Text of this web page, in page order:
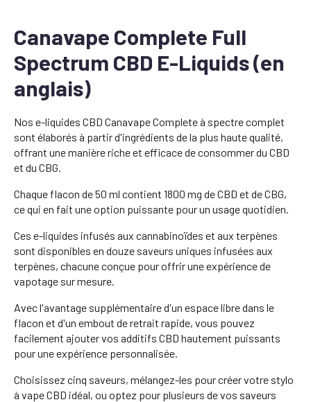
Canavape Complete Full
Spectrum CBD E-Liquids (en
anglais)
Nos e-liquides CBD Canavape Complete à spectre complet
sont élaborés à partir d'ingrédients de la plus haute qualité,
offrant une manière riche et efficace de consommer du CBD
et du CBG.
Chaque flacon de 50 ml contient 1800 mg de CBD et de CBG,
ce qui en fait une option puissante pour un usage quotidien.
Ces e-liquides infusés aux cannabinoïdes et aux terpènes
sont disponibles en douze saveurs uniques infusées aux
terpènes, chacune conçue pour offrir une expérience de
vapotage sur mesure.
Avec l'avantage supplémentaire d'un espace libre dans le
flacon et d'un embout de retrait rapide, vous pouvez
facilement ajouter vos additifs CBD hautement puissants
pour une expérience personnalisée.
Choisissez cinq saveurs, mélangez-les pour créer votre stylo
à vape CBD idéal, ou optez pour plusieurs de vos saveurs